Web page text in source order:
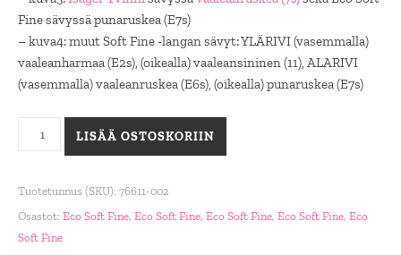
Fine sävyssä punaruskea (E7s)
– kuva4: muut Soft Fine -langan sävyt: YLÄRIVI (vasemmalla)
vaaleanharmaa (E2s), (oikealla) vaaleansininen (11), ALARIVI
(vasemmalla) vaaleanruskea (E6s), (oikealla) punaruskea (E7s)
Eco Soft Fine, vaaleanruskea (E6s) määrä
LISÄÄ OSTOSKORIIN
Tuotetunnus (SKU): 76611-002
Osastot: Eco Soft Fine, Eco Soft Fine, Eco Soft Fine, Eco Soft Fine, Eco
Soft Fine